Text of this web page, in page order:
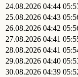
24.08.2026 04:44
25.08.2026 04:43
26.08.2026 04:42
27.08.2026 04:41
28.08.2026 04:41
29.08.2026 04:40
30.08.2026 04:39